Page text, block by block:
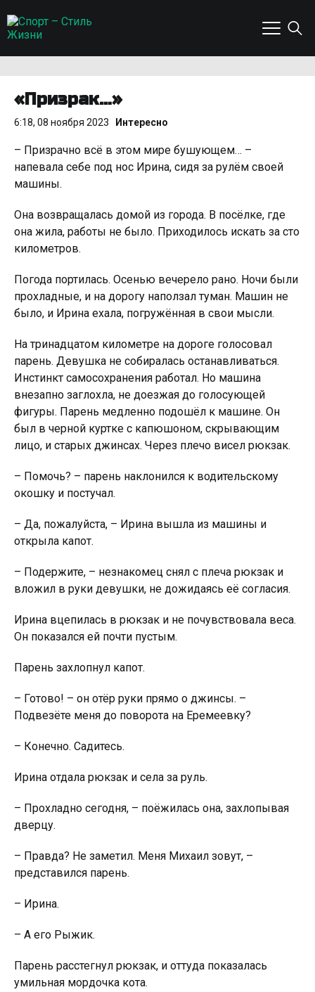
«Призрак…»
6:18, 08 ноября 2023 Интересно
– Призрачно всё в этом мире бушующем… –
напевала себе под нос Ирина, сидя за рулём своей
машины.
Она возвращалась домой из города. В посёлке, где
она жила, работы не было. Приходилось искать за сто
километров.
Погода портилась. Осенью вечерело рано. Ночи были
прохладные, и на дорогу наползал туман. Машин не
было, и Ирина ехала, погружённая в свои мысли.
На тринадцатом километре на дороге голосовал
парень. Девушка не собиралась останавливаться.
Инстинкт самосохранения работал. Но машина
внезапно заглохла, не доезжая до голосующей
фигуры. Парень медленно подошёл к машине. Он
был в черной куртке с капюшоном, скрывающим
лицо, и cтaрых джинсах. Через плечо висел рюкзак.
– Помочь? – парень наклонился к водительскому
окошку и постучал.
– Да, пожалуйста, – Ирина вышла из машины и
открыла капот.
– Подержите, – незнакомец снял с плеча рюкзак и
вложил в руки девушки, не дожидаясь её согласия.
Ирина вцепилась в рюкзак и не почувствовала веса.
Он показался ей почти пустым.
Парень захлопнул капот.
– Готово! – он отёр руки прямо о джинсы. –
Подвезёте меня до поворота на Еремеевку?
– Конечно. Садитесь.
Ирина отдала рюкзак и села за руль.
– Прохладно сегодня, – поёжилась она, захлопывая
дверцу.
– Правда? Не заметил. Меня Михаил зовут, –
представился парень.
– Ирина.
– А его Рыжик.
Парень расстегнул рюкзак, и оттуда показалась
умильная мордочка кота.